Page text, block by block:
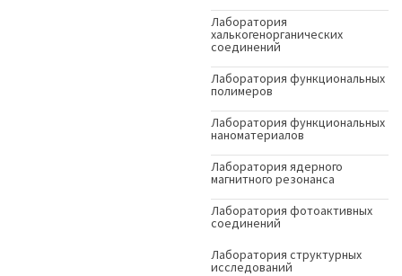
Лаборатория
халькогенорганических
соединений
Лаборатория функциональных
полимеров
Лаборатория функциональных
наноматериалов
Лаборатория ядерного
магнитного резонанса
Лаборатория фотоактивных
соединений
Лаборатория структурных
исследований